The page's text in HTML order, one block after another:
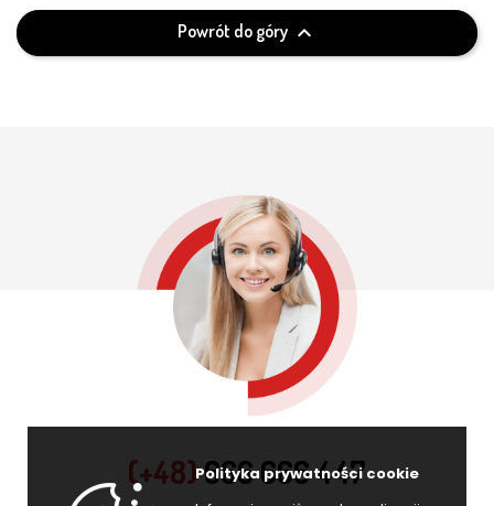
Polityka prywatności cookie
Powrót do góry 
(+48)666 666 447